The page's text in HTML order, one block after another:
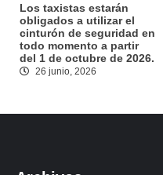
Los taxistas estarán
obligados a utilizar el
cinturón de seguridad en
todo momento a partir
del 1 de octubre de 2026.
26 junio, 2026